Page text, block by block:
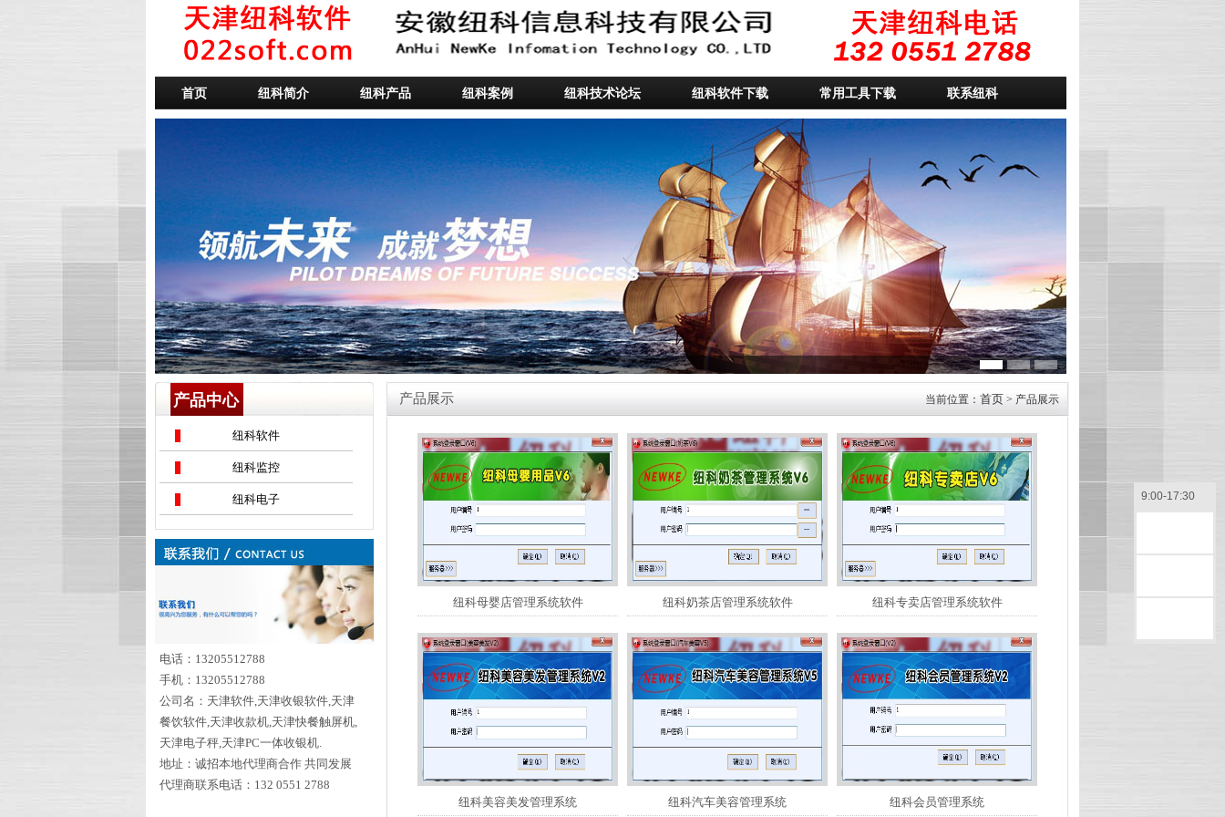
首页 纽科简介 纽科产品 纽科案例 纽科技术论坛 纽科软件下载 常用工具下载 联系纽科
产品中心
纽科软件
纽科监控
纽科电子
电话：13205512788
手机：13205512788
公司名：天津软件,天津收银软件,天津
餐饮软件,天津收款机,天津快餐触屏机,
天津电子秤,天津PC一体收银机.
地址：诚招本地代理商合作 共同发展
代理商联系电话：132 0551 2788
当前位置： 首页 > 产品展示
产品展示
纽科母婴店管理系统软件 纽科奶茶店管理系统软件 纽科专卖店管理系统软件
纽科美容美发管理系统 纽科汽车美容管理系统 纽科会员管理系统
9:00-17:30